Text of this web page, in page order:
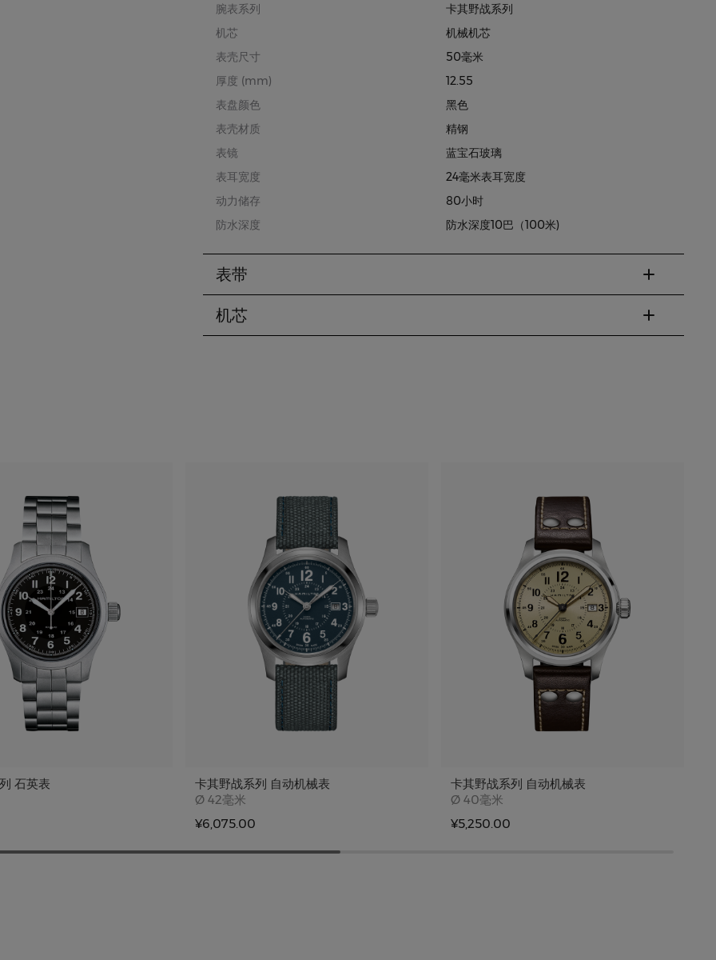
腕表系列
卡其野战系列
机芯
机械机芯
表壳尺寸
50毫米
厚度 (mm)
12.55
表盘颜色
黑色
表壳材质
精钢
表镜
蓝宝石玻璃
表耳宽度
24毫米表耳宽度
动力储存
80小时
防水深度
防水深度10巴（100米)
表带
机芯
石英表
卡其野战系列 自动机械表
Ø Case size
42毫米
¥6,075.00
卡其野战系列 自动机械表
Ø Case size
40毫米
¥5,250.00